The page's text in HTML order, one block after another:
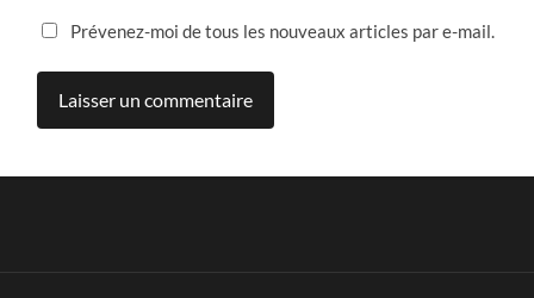
Prévenez-moi de tous les nouveaux articles par e-mail.